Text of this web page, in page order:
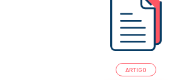
ARTIGO